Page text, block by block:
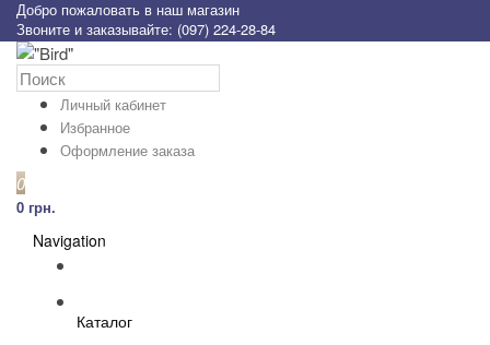
Добро пожаловать в наш магазин
Звоните и заказывайте: (097) 224-28-84
Личный кабинет
Избранное
Оформление заказа
0
0 грн.
Navigation
Каталог